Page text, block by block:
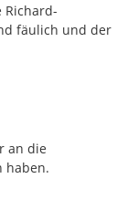
Richard-
fäulich und der
an die
haben.